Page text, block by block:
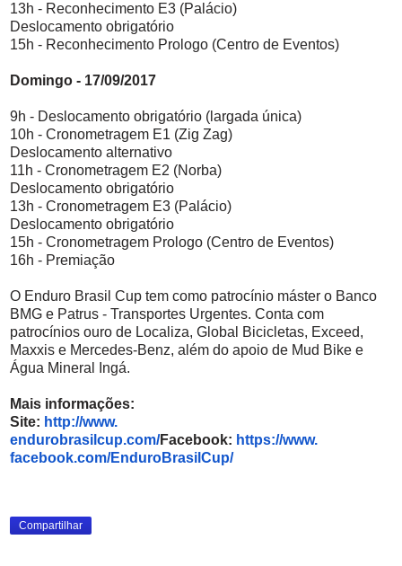
13h - Reconhecimento E3 (Palácio)
Deslocamento obrigatório
15h - Reconhecimento Prologo (Centro de Eventos)
Domingo - 17/09/2017
9h - Deslocamento obrigatório (largada única)
10h - Cronometragem E1 (Zig Zag)
Deslocamento alternativo
11h - Cronometragem E2 (Norba)
Deslocamento obrigatório
13h - Cronometragem E3 (Palácio)
Deslocamento obrigatório
15h - Cronometragem Prologo (Centro de Eventos)
16h - Premiação
O Enduro Brasil Cup tem como patrocínio máster o Banco
BMG e Patrus - Transportes Urgentes. Conta com
patrocínios ouro de Localiza, Global Bicicletas, Exceed,
Maxxis e Mercedes-Benz, além do apoio de Mud Bike e
Água Mineral Ingá.
Mais informações:
Site: http://www.
endurobrasilcup.com/Facebook: https://www.
facebook.com/EnduroBrasilCup/
Compartilhar